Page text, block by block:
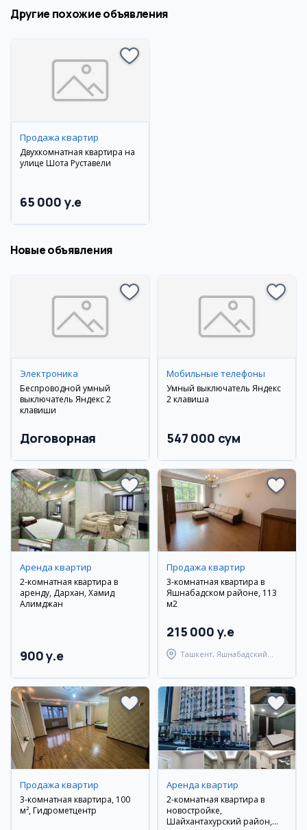
Другие похожие объявления
Продажа квартир
Двухкомнатная квартира на
улице Шота Руставели
65 000 y.e
Новые объявления
Электроника
Беспроводной умный
выключатель Яндекс 2
клавиши
Договорная
Мобильные телефоны
Умный выключатель Яндекс
2 клавиша
547 000 сум
Аренда квартир
2-комнатная квартира в
аренду, Дархан, Хамид
Алимджан
900 y.e
Продажа квартир
3-комнатная квартира в
Яшнабадском районе, 113
м2
215 000 y.e
Ташкент, Яшнабадский
Продажа квартир
3-комнатная квартира, 100
м², Гидрометцентр
Аренда квартир
2-комнатная квартира в
новостройке,
Шайхантахурский район,